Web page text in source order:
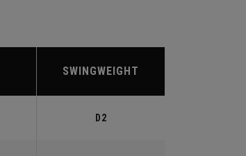
SWINGWEIGHT
D2